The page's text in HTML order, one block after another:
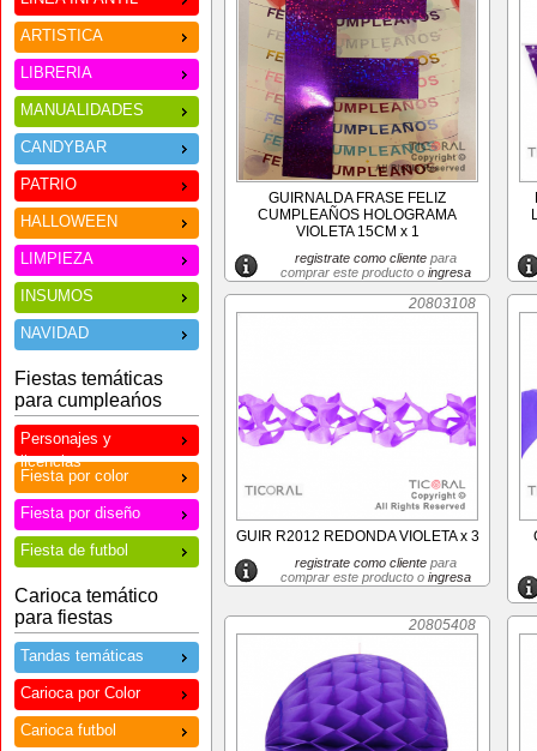
ARTISTICA
LIBRERIA
MANUALIDADES
CANDYBAR
PATRIO
HALLOWEEN
LIMPIEZA
INSUMOS
NAVIDAD
Fiestas temáticas
para cumpleańos
Personajes y
licencias
Fiesta por color
Fiesta por diseño
Fiesta de futbol
Carioca temático
para fiestas
Tandas temáticas
Carioca por Color
Carioca futbol
GUIRNALDA FRASE FELIZ
CUMPLEAÑOS HOLOGRAMA
VIOLETA 15CM x 1
registrate como clientepara
comprar este producto o ingresa
20803108
GUIR R2012 REDONDA VIOLETA x 3
registrate como clientepara
comprar este producto o ingresa
20805408